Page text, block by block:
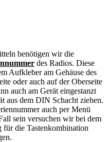
benötigen wir die
des Radios. Diese
Aufkleber am Gehäuse des
oder auch auf der Oberseite
auch am Gerät eingestanzt
aus dem DIN Schacht ziehen.
auch per Menü
sein versuchen wir bei dem
die Tastenkombination